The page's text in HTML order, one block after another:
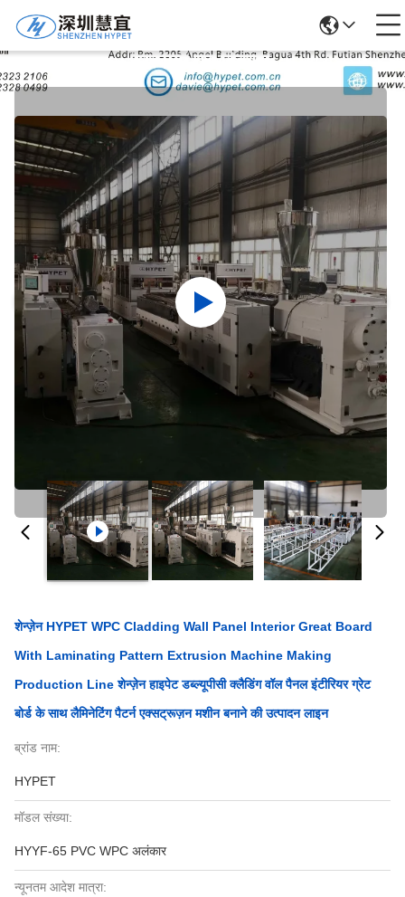
उत्पादों का विवरण
शेन्ज़ेन HYPET WPC Cladding Wall Panel Interior Great Board
With Laminating Pattern Extrusion Machine Making
Production Line शेन्ज़ेन हाइपेट डब्ल्यूपीसी क्लैडिंग वॉल पैनल इंटीरियर ग्रेट
बोर्ड के साथ लैमिनेटिंग पैटर्न एक्सट्रूज़न मशीन बनाने की उत्पादन लाइन
ब्रांड नाम:
HYPET
मॉडल संख्या:
HYYF-65 PVC WPC अलंकार
न्यूनतम आदेश मात्रा: